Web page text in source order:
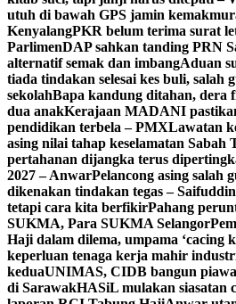
utuh di bawah GPS jamin
KenyalangPKR belum terima surat
ParlimenDAP sahkan tanding PRN
alternatif semak dan imbangAduan
tiada tindakan selesai kes buli, salah
sekolahBapa kandung ditahan, dera
dua anakKerajaan MADANI
pendidikan terbela – PMXLawatan
asing nilai tahap keselamatan Sabah
pertahanan dijangka terus
2027 – AnwarPelancong asing salah
dikenakan tindakan tegas – Saifuddin
tetapi cara kita berfikirPahang
SUKMA, Para SUKMA Selangor
Haji dalam dilema, umpama ‘cacing
keperluan tenaga kerja mahir
keduaUNIMAS, CIDB bangun
di SarawakHASiL mulakan siasatan